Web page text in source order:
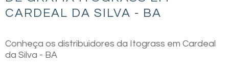
CARDEAL DA SILVA - BA
Conheça os distribuidores da Itograss em Cardeal
da Silva - BA